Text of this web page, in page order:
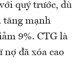
quý trước, dù
tăng mạnh
9%. CTG là
đã xóa cao